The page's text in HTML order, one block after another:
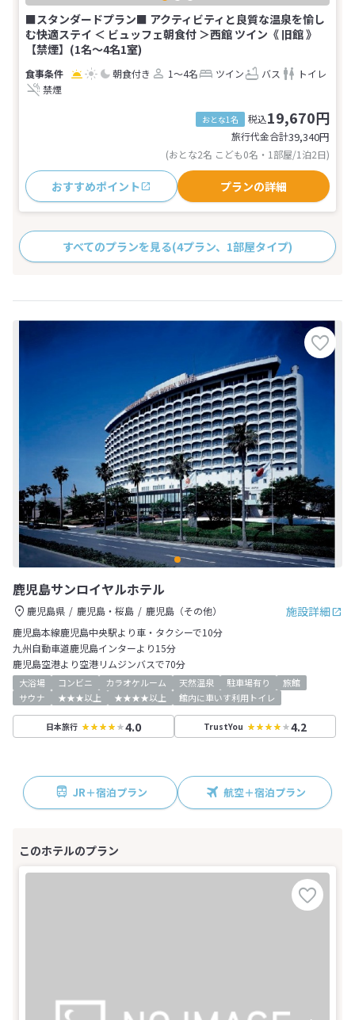
■スタンダードプラン■ アクティビティと良質な温泉を愉し
む快適ステイ ＜ ビュッフェ朝食付 ＞西館 ツイン《 旧館 》
【禁煙】(1名～4名1室)
朝食付き 1～4名 ツイン バス
トイレ
禁煙
おとな1名 税込19,670円
旅行代金合計39,340円
(おとな2名 こども0名・1部屋/1泊2日)
おすすめポイント プランの詳細
すべてのプランを見る(4プラン、1部屋タイプ)
鹿児島サンロイヤルホテル
施設詳細
鹿児島県 鹿児島・桜島
鹿児島（その他）
鹿児島本線鹿児島中央駅より車・タクシーで10分
九州自動車道鹿児島インターより15分
鹿児島空港より空港リムジンバスで70分
大浴場 コンビニ カラオケルーム 天然温泉 駐車場有り
旅館
サウナ
★★★以上 ★★★★以上 館内に車いす利用トイレ
日本旅行 4.0 TrustYou 4.2
JR＋宿泊プラン 航空＋宿泊プラン